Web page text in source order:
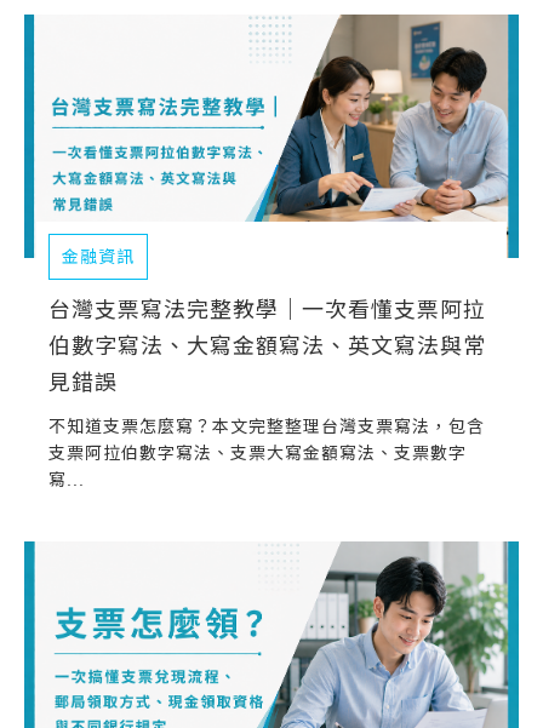
企業專案融資
房屋副擔保融資
知識專區
平台介紹
金融資訊
台灣支票寫法完整教學｜一次看懂支票阿拉
伯數字寫法、大寫金額寫法、英文寫法與常
見錯誤
不知道支票怎麼寫？本文完整整理台灣支票寫法，包含
支票阿拉伯數字寫法、支票大寫金額寫法、支票數字
寫...